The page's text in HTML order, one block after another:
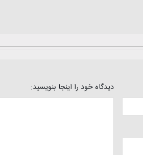
دیدگاه خود را اینجا بنویسید: